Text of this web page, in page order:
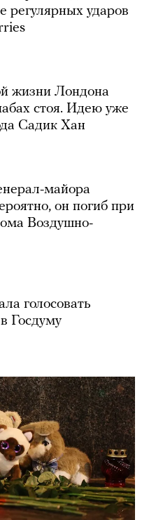
регулярных ударов
жизни Лондона
стоя. Идею уже
Садик Хан
майора
он погиб при
Воздушно-
голосовать
Госдуму